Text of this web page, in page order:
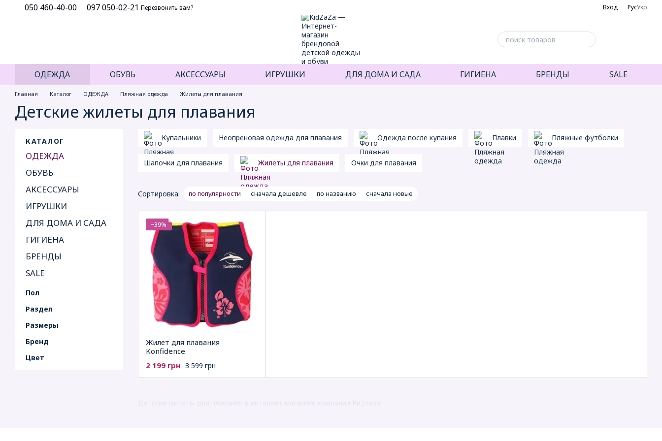
Перейти к основному контенту
050 460-40-00 097 050-02-21 Перезвонить вам? Вход РусУкр
ОДЕЖДА ОБУВЬ АКСЕССУАРЫ ИГРУШКИ ДЛЯ ДОМА И САДА ГИГИЕНА БРЕНДЫ SALE
Главная Каталог ОДЕЖДА Пляжная одежда Жилеты для плавания
Детские жилеты для плавания
Купальники Неопреновая одежда для плавания Одежда после купания Плавки Пляжные футболки
Шапочки для плавания Жилеты для плавания Очки для плавания
Сортировка: по популярности сначала дешевле по названию сначала новые
Детские жилеты для плавания в интернет-магазине компании Кидзаза.
−39%
Жилет для плавания
Konfidence
3 599 грн
2 199 грн
КАТАЛОГ
ОДЕЖДА
ОБУВЬ
АКСЕССУАРЫ
ИГРУШКИ
ДЛЯ ДОМА И САДА
ГИГИЕНА
БРЕНДЫ
SALE
Пол
Раздел
Рaзмеры
Бренд
Цвет